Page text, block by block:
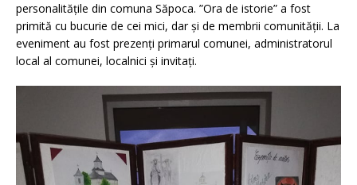
personalitățile din comuna Săpoca. ”Ora de istorie” a fost
primită cu bucurie de cei mici, dar și de membrii comunității. La
eveniment au fost prezenți primarul comunei, administratorul
local al comunei, localnici și invitați.